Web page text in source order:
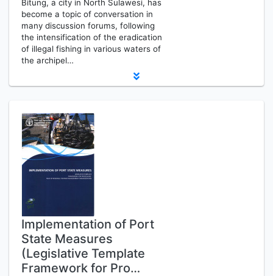
Bitung, a city in North Sulawesi, has
become a topic of conversation in
many discussion forums, following
the intensification of the eradication
of illegal fishing in various waters of
the archipel…
Implementation of Port
State Measures
(Legislative Template
Framework for Pro…